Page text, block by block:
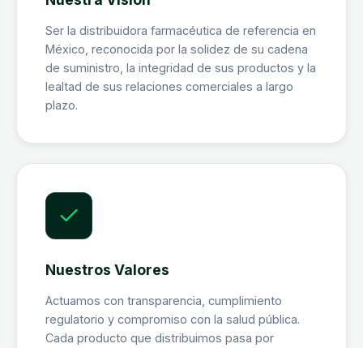
Ser la distribuidora farmacéutica de referencia en
México, reconocida por la solidez de su cadena
de suministro, la integridad de sus productos y la
lealtad de sus relaciones comerciales a largo
plazo.
Nuestros Valores
Actuamos con transparencia, cumplimiento
regulatorio y compromiso con la salud pública.
Cada producto que distribuimos pasa por